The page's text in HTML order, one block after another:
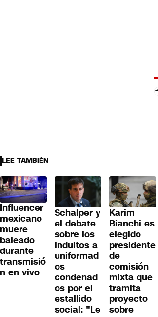
LEE TAMBIÉN
Influencer
mexicano
muere
baleado
durante
transmisió
n en vivo
Schalper y
el debate
sobre los
indultos a
uniformad
os
condenad
os por el
estallido
social: "Le
Karim
Bianchi es
elegido
presidente
de
comisión
mixta que
tramita
proyecto
sobre